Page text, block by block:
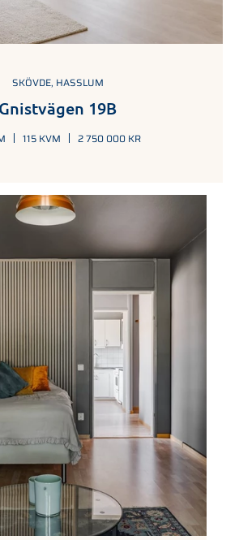
SKÖVDE, HASSLUM
Gnistvägen 19B
115 KVM 2 750 000 KR